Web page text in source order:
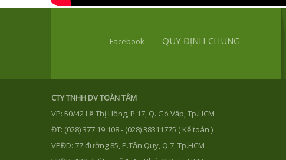
Facebook QUY ĐỊNH CHUNG
CTY TNHH DV TOÀN TÂM
VP: 50/42 Lê Thị Hồng, P.17, Q. Gò Vấp, Tp.HCM
ĐT: (028) 377 19 108 - (028) 38311775 ( Kế toán )
VPĐD: 77 đường 85, P.Tân Quy, Q.7, Tp.HCM